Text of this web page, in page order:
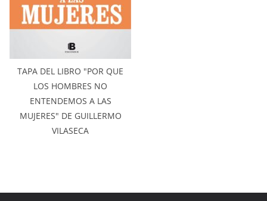
TAPA DEL LIBRO "POR QUE
LOS HOMBRES NO
ENTENDEMOS A LAS
MUJERES" DE GUILLERMO
VILASECA